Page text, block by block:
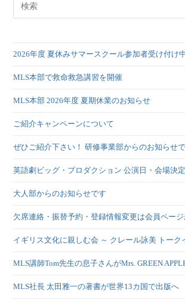
2026年度 夏休みサマースクール参加者受け付け
MLS本部で救命救急講習を開催
MLS本部 2026年度 夏期休業のお知らせ
ご紹介キャンペーンについて
ぜひご紹介下さい！ 研修事業部からのお知らせ
英語劇ビッグ・プロダクション 公演日・会場決
大人部からのお知らせです
欠席連絡・振替予約・登録情報変更は会員ペー
イギリス文化に親しむ会 ～ クレール詠美 トーク
MLS講師Tom先生の息子さんがMrs. GREEN
MLS社長 太田雅一の著書が世界13カ国で出版へ